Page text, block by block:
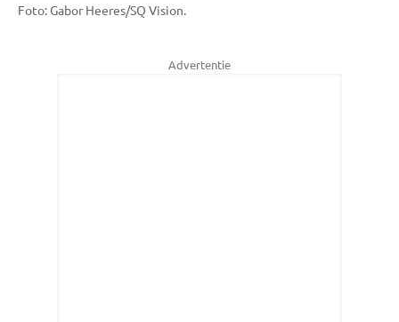
Foto: Gabor Heeres/SQ Vision.
Advertentie